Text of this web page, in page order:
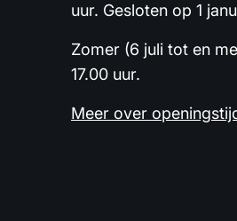
uur. Gesloten op 1
Zomer (6 juli tot en
17.00 uur.
Meer over